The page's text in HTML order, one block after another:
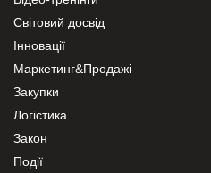
Світовий досвід
Інновації
Маркетинг&Продажі
Закупки
Логістика
Закон
Події